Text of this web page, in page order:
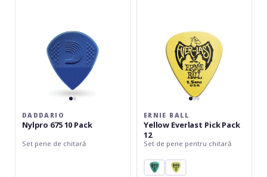
DADDARIO
Nylpro 675 10 Pack
Set pene de chitară
ERNIE BALL
Yellow Everlast Pick Pack
12
Set de pene pentru chitară